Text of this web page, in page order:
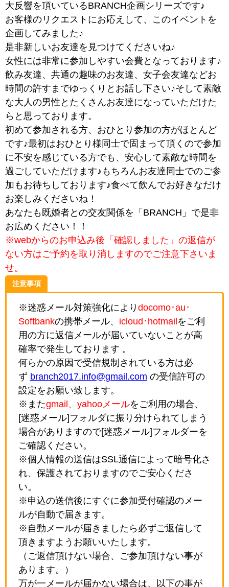
大反響を頂いているBRANCH企画シリーズです♪
お客様のリクエストにお応えして、このイベントを
企画してみました♪
是非新しいお友達を見つけてくださいね♪
女性には非常に参加しやすい会費となっております♪
飲み友達、共通の趣味のお友達、女子会友達などお
時間の許すまでゆっくりとお話し下さい♪そして素敵
な大人の男性とたくさんお友達になっていただけた
らと思っております。
初めて参加される方、おひとり参加の方がほとんど
です♪最初はおひとり様同士で固まって頂くので参加
に不安を感じている方でも、安心して素敵な時間を
過ごしていただけます♪もちろんお友達同士でのご参
加もお待ちしております♪食べて飲んでお好きなだけ
お楽しみくださいね！
あなたも既婚者との交友関係を「BRANCH」で是非
お広めください！！
※webからのお申込み後「確認しました」の返信が
ない方はご予約を取り消しますのでご注意下さいま
せ。
注意事項
※迷惑メール対策強化により docomo･au･
Softbankの携帯メール、 icloud･hotmail をご利
用の方に返信メールが届いていないことが高
確率で発生しております 。
何らかの原因で受信規制されている方は必
ず branch2017.info@gmail.com の受信許可の
設定をお願い致します。
※またgmail、yahooメールをご利用の場合、
[迷惑メール]フォルダに振り分けられてしまう
場合がありますので[迷惑メール]フォルダーを
ご確認ください。
※個人情報の送信はSSL通信によって暗号化さ
れ、保護されておりますのでご安心くださ
い。
※申込の送信後にすぐに参加受付確認のメー
ルが自動で届きます。
※自動メールが届きましたら必ずご返信して
頂きますようお願いいたします。
（ご返信頂けない場合、ご参加頂けない事が
あります。）
万が一メールが届かない場合は、以下の事が